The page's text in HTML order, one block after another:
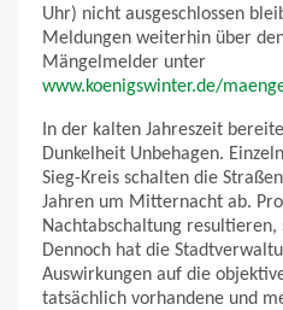
Uhr) nicht ausgeschlossen
Meldungen weiterhin über
Mängelmelder unter
www.koenigswinter.de/
In der kalten Jahreszeit
Dunkelheit Unbehagen.
Sieg-Kreis schalten die
Jahren um Mitternacht ab.
Nachtabschaltung resultieren,
Dennoch hat die
Auswirkungen auf die
tatsächlich vorhandene und